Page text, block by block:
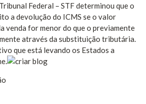
Federal – STF determinou que o
a devolução do ICMS se o valor
venda for menor do que o previamente
através da substituição tributária.
que está levando os Estados a